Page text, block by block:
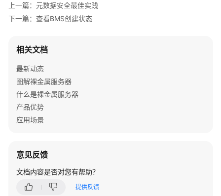
计
费
明
快
速
入
用
南
过
上一篇：元数据安全最佳实践
下一篇：查看BMS创建状态
相关文档
最新动态
图解裸金属服务器
什么是裸金属服务器
产品优势
应用场景
意见反馈
文档内容是否对您有帮助？
提供反馈